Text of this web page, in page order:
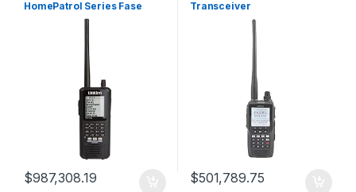
HomePatrol Series Fase
$987,308.19
Transceiver
$501,789.75